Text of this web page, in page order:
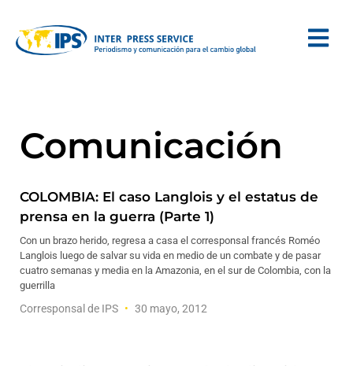
Comunicación
COLOMBIA: El caso Langlois y el estatus de
prensa en la guerra (Parte 1)
Con un brazo herido, regresa a casa el corresponsal francés Roméo
Langlois luego de salvar su vida en medio de un combate y de pasar
cuatro semanas y media en la Amazonia, en el sur de Colombia, con la
guerrilla
Corresponsal de IPS 30 mayo, 2012